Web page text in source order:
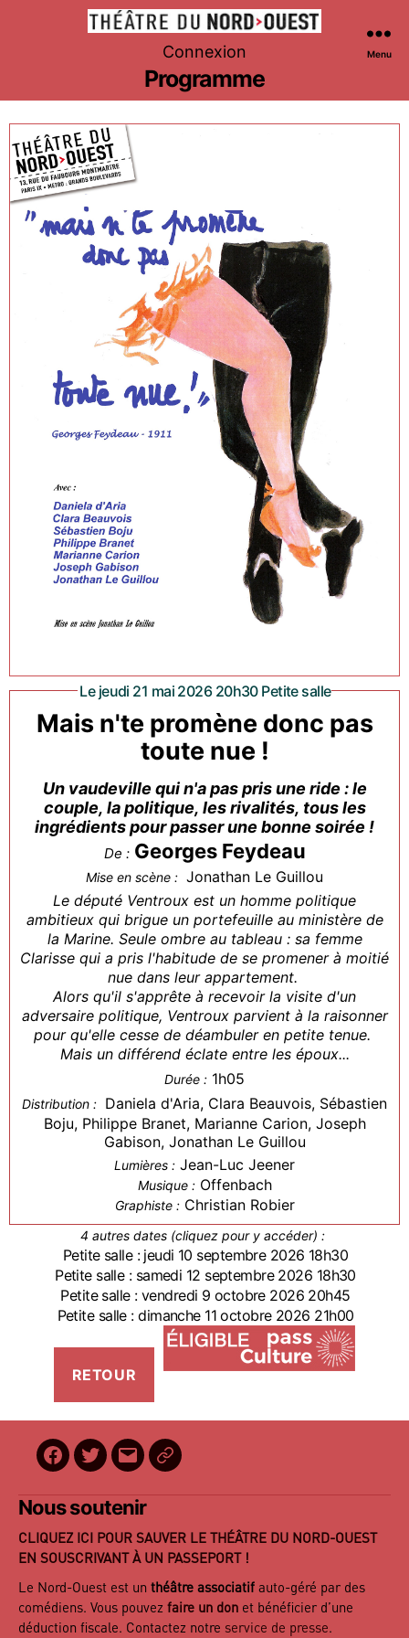
Théâtre
du
Nord-
Ouest
Connexion Menu
Programme
Le jeudi 21 mai 2026 20h30 Petite salle
Mais n'te promène donc pas
toute nue !
Un vaudeville qui n'a pas pris une ride : le
couple, la politique, les rivalités, tous les
ingrédients pour passer une bonne soirée !
De : Georges Feydeau
Mise en scène : Jonathan Le Guillou
Le député Ventroux est un homme politique
ambitieux qui brigue un portefeuille au ministère de
la Marine. Seule ombre au tableau : sa femme
Clarisse qui a pris l'habitude de se promener à moitié
nue dans leur appartement.
Alors qu'il s'apprête à recevoir la visite d'un
adversaire politique, Ventroux parvient à la raisonner
pour qu'elle cesse de déambuler en petite tenue.
Mais un différend éclate entre les époux...
Durée : 1h05
Distribution : Daniela d'Aria, Clara Beauvois, Sébastien
Boju, Philippe Branet, Marianne Carion, Joseph
Gabison, Jonathan Le Guillou
Lumières : Jean-Luc Jeener
Musique : Offenbach
Graphiste : Christian Robier
4 autres dates (cliquez pour y accéder) :
Petite salle : jeudi 10 septembre 2026 18h30
Petite salle : samedi 12 septembre 2026 18h30
Petite salle : vendredi 9 octobre 2026 20h45
Petite salle : dimanche 11 octobre 2026 21h00
Facebook
Twitter
E-
mail
BilletReduc
Nous soutenir
CLIQUEZ ICI POUR SAUVER LE THÉÂTRE DU NORD-OUEST
EN SOUSCRIVANT À UN PASSEPORT !
Le Nord-Ouest est un théâtre associatif auto-géré par des
comédiens. Vous pouvez faire un don et bénéficier d’une
déduction fiscale. Contactez notre service de presse.